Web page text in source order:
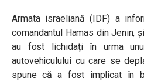
Armata israeliană (IDF) a
comandantul Hamas din Jenin,
au fost lichidați în urma
autovehiculului cu care se
spune că a fost implicat în